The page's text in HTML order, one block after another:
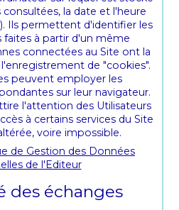
consultées, la date et l'heure
Ils permettent d'identifier les
faites à partir d'un même
connectées au Site ont la
de "cookies".
peuvent employer les
sur leur navigateur.
l'attention des Utilisateurs
à certains services du Site
voire impossible.
de Gestion des Données
de l'Editeur
des échanges